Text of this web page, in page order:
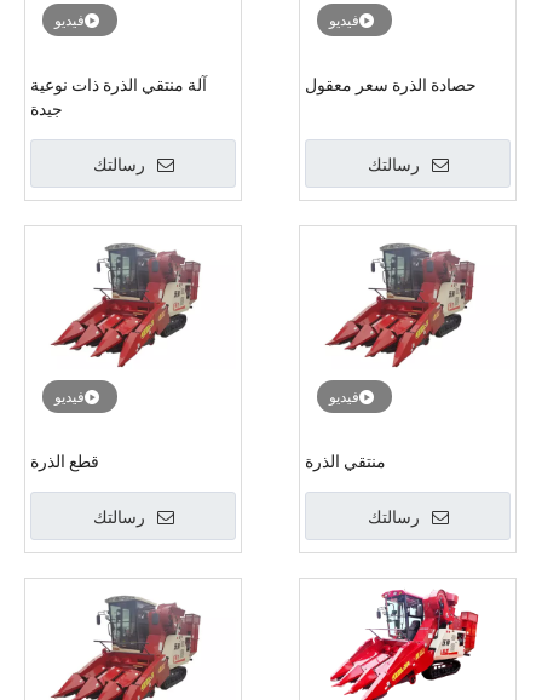
فيديو
آلة منتقي الذرة ذات نوعية
جيدة
رسالتك
فيديو
حصادة الذرة سعر معقول
رسالتك
فيديو
قطع الذرة
رسالتك
فيديو
منتقي الذرة
رسالتك